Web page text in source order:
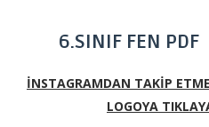
6.SINIF FEN
İNSTAGRAMDAN TAKİP
LOGOYA